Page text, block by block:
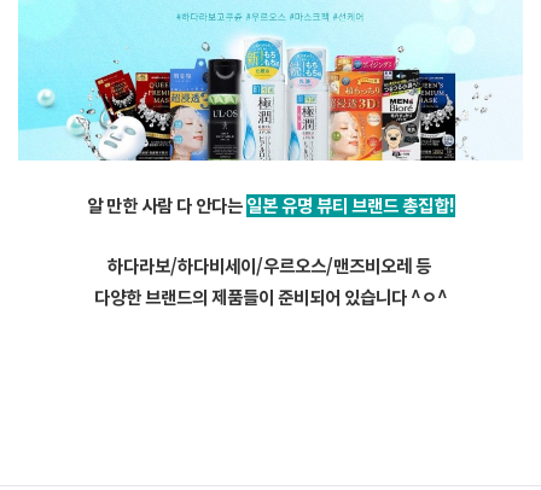
알 만한 사람 다 안다는 일본 유명 뷰티 브랜드 총집합!
하다라보/하다비세이/우르오스/맨즈비오레 등
다양한 브랜드의 제품들이 준비되어 있습니다 ^ㅇ^